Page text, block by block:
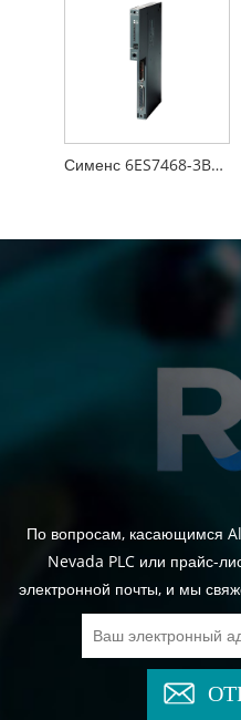
Сименс 6ES7468-3BB50-0AA0
По вопросам, касающимся
Nevada PLC или прайс-
электронной почты, и мы